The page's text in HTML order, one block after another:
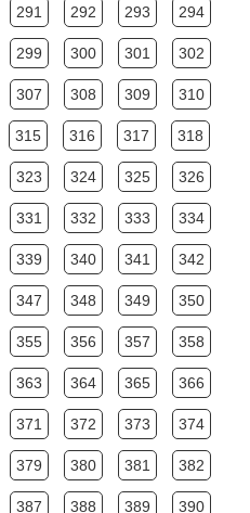
291 292 293 294
299 300 301 302
307 308 309 310
315 316 317 318
323 324 325 326
331 332 333 334
339 340 341 342
347 348 349 350
355 356 357 358
363 364 365 366
371 372 373 374
379 380 381 382
387 388 389 390